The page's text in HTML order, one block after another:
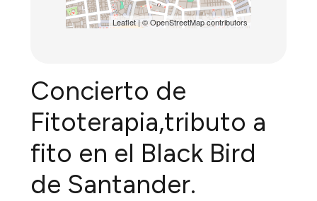
Leaflet| ©OpenStreetMapcontributors
Concierto de
Fitoterapia,tributo a
fito en el Black Bird
de Santander.